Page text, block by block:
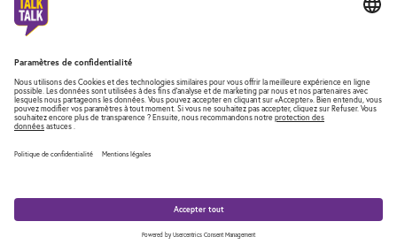
2. Faire vérifier